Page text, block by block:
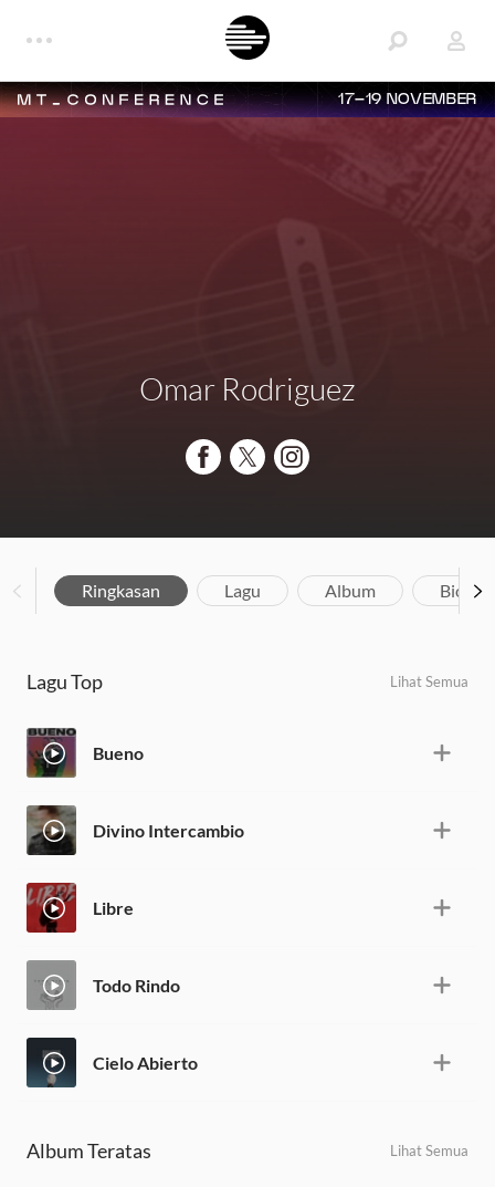
17–19 NOVEMBER
Omar Rodriguez
Ringkasan Lagu Album
Lagu Top Lihat Semua
Bueno
Divino Intercambio
Libre
Todo Rindo
Cielo Abierto
Album Teratas Lihat Semua